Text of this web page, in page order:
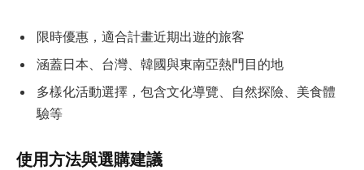
限時優惠，適合計畫近期出遊的旅客
涵蓋日本、台灣、韓國與東南亞熱門目的地
多樣化活動選擇，包含文化導覽、自然探險、美食體
驗等
使用方法與選購建議